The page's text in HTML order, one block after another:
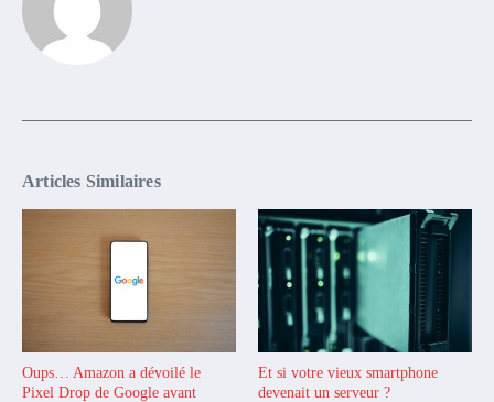
Articles Similaires
Oups… Amazon a dévoilé le
Pixel Drop de Google avant
Et si votre vieux smartphone
devenait un serveur ?